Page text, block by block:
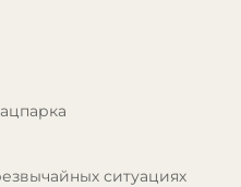
ситуациях